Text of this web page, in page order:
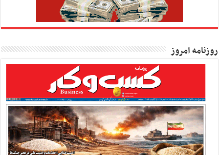
روزنامه امروز